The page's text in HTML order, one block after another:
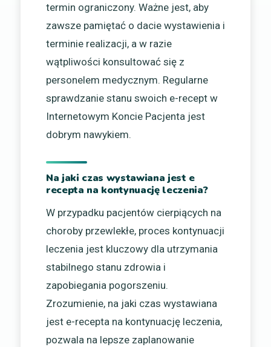
termin ograniczony. Ważne jest, aby
zawsze pamiętać o dacie wystawienia i
terminie realizacji, a w razie
wątpliwości konsultować się z
personelem medycznym. Regularne
sprawdzanie stanu swoich e-recept w
Internetowym Koncie Pacjenta jest
dobrym nawykiem.
Na jaki czas wystawiana jest e
recepta na kontynuację leczenia?
W przypadku pacjentów cierpiących na
choroby przewlekłe, proces kontynuacji
leczenia jest kluczowy dla utrzymania
stabilnego stanu zdrowia i
zapobiegania pogorszeniu.
Zrozumienie, na jaki czas wystawiana
jest e-recepta na kontynuację leczenia,
pozwala na lepsze zaplanowanie